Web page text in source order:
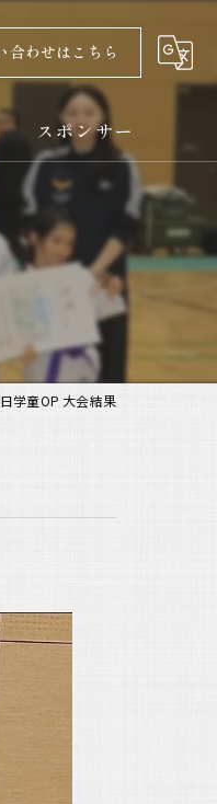
合わせはこちら
スポンサー
学童OP 大会結果